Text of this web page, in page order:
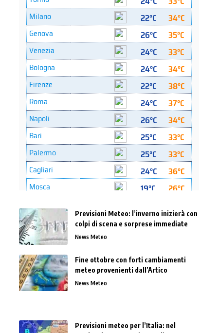
Previsioni Meteo: l’inverno inizierà con
colpi di scena e sorprese immediate
News Meteo
Fine ottobre con forti cambiamenti
meteo provenienti dall’Artico
News Meteo
Previsioni meteo per l’Italia: nel